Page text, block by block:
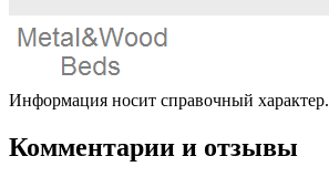
Информация носит справочный характер.
Комментарии и отзывы